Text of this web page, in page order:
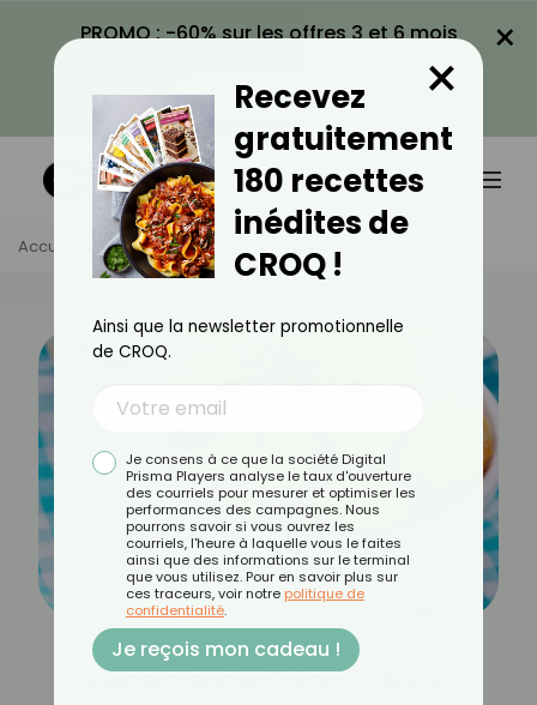
PROMO : -60% sur les offres 3 et 6 mois
VOIR LA PROMO
×
Accueil Actus Recettes Recette De Fried Olives
Recette de Fried Olives
Recevez
gratuitement
180 recettes
inédites de
CROQ !
×
Ainsi que la newsletter promotionnelle
de CROQ.
Je consens à ce que la société Digital
Prisma Players analyse le taux d'ouverture
des courriels pour mesurer et optimiser les
performances des campagnes. Nous
pourrons savoir si vous ouvrez les
courriels, l'heure à laquelle vous le faites
ainsi que des informations sur le terminal
que vous utilisez. Pour en savoir plus sur
ces traceurs, voir notre politique de
confidentialité.
Je reçois mon cadeau !